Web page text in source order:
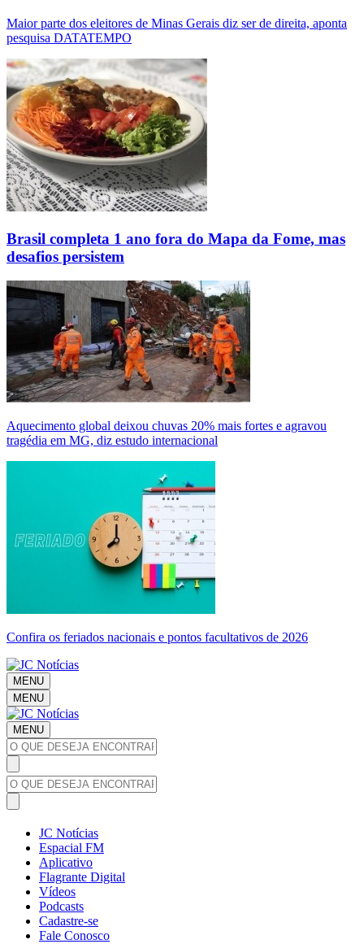
Maior parte dos eleitores de Minas Gerais diz ser de direita, aponta
pesquisa DATATEMPO
Brasil completa 1 ano fora do Mapa da Fome, mas
desafios persistem
Aquecimento global deixou chuvas 20% mais fortes e agravou
tragédia em MG, diz estudo internacional
Confira os feriados nacionais e pontos facultativos de 2026
MENU
MENU
MENU
JC Notícias
Espacial FM
Aplicativo
Flagrante Digital
Vídeos
Podcasts
Cadastre-se
Fale Conosco